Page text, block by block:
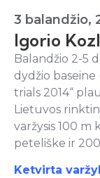
3 balandžio,
Igorio
Balandžio 2-5
dydžio baseine
trials 2014“
Lietuvos
varžysis 100
peteliške ir
Ketvirta